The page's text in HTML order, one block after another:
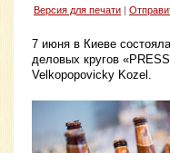
Версия для печати
7 июня в Киеве
деловых кругов
Velkopopovicky Kozel.